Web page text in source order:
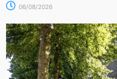
06/08/2026